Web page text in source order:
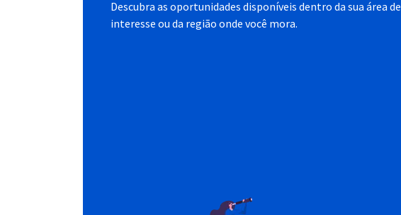
Descubra as oportunidades disponíveis dentro da sua área de
interesse ou da região onde você mora.